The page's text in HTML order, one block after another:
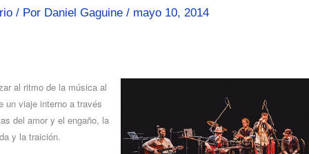
/ Por Daniel Gaguine / mayo 10, 2014
al ritmo de la música al
un viaje interno a través
del amor y el engaño, la
y la traición.